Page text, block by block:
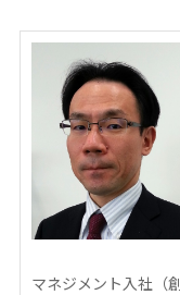
マネジメント入社（